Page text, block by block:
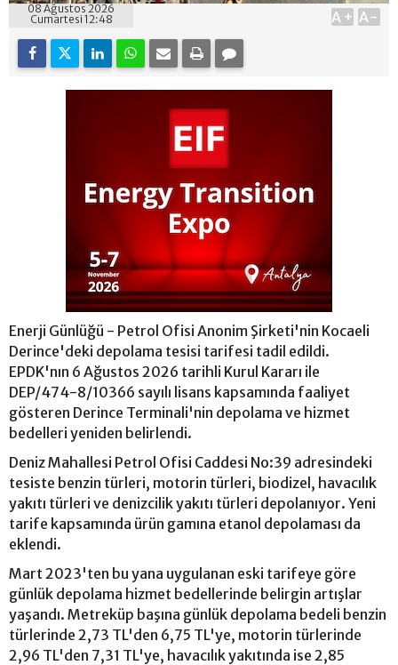
08 Ağustos 2026
Cumartesi 12:48
A+ A-
Enerji Günlüğü - Petrol Ofisi Anonim Şirketi'nin Kocaeli
Derince'deki depolama tesisi tarifesi tadil edildi.
EPDK'nın 6 Ağustos 2026 tarihli Kurul Kararı ile
DEP/474-8/10366 sayılı lisans kapsamında faaliyet
gösteren Derince Terminali'nin depolama ve hizmet
bedelleri yeniden belirlendi.
Deniz Mahallesi Petrol Ofisi Caddesi No:39 adresindeki
tesiste benzin türleri, motorin türleri, biodizel, havacılık
yakıtı türleri ve denizcilik yakıtı türleri depolanıyor. Yeni
tarife kapsamında ürün gamına etanol depolaması da
eklendi.
Mart 2023'ten bu yana uygulanan eski tarifeye göre
günlük depolama hizmet bedellerinde belirgin artışlar
yaşandı. Metreküp başına günlük depolama bedeli benzin
türlerinde 2,73 TL'den 6,75 TL'ye, motorin türlerinde
2,96 TL'den 7,31 TL'ye, havacılık yakıtında ise 2,85